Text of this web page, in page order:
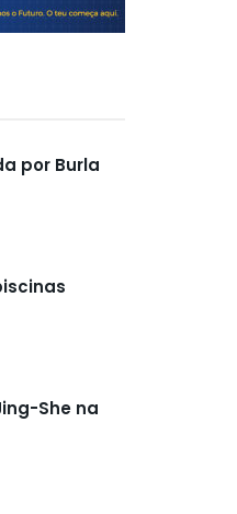
por Burla
She na